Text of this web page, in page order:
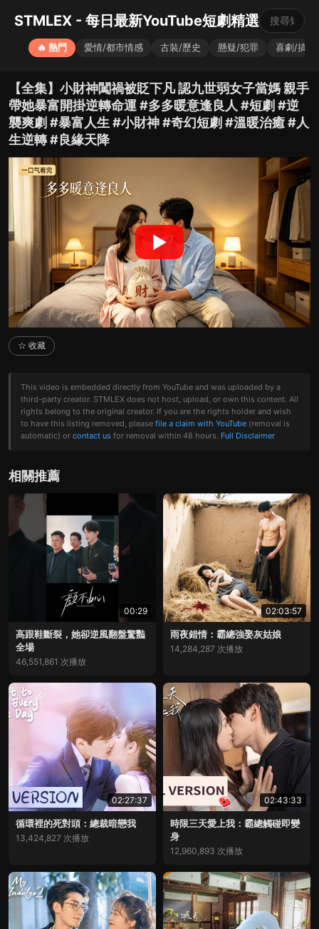
STMLEX - 每日最新YouTube短劇精選
🔥 熱門 愛情/都市情感 古裝/歷史 懸疑/犯罪 喜劇/搞笑
【全集】小財神闖禍被貶下凡 認九世弱女子當媽 親手
帶她暴富開掛逆轉命運 #多多暖意逢良人 #短劇 #逆
襲爽劇 #暴富人生 #小財神 #奇幻短劇 #溫暖治癒 #人
生逆轉 #良緣天降
▶
☆ 收藏
This video is embedded directly from YouTube and was uploaded by a
third-party creator. STMLEX does not host, upload, or own this content. All
rights belong to the original creator. If you are the rights holder and wish
to have this listing removed, please file a claim with YouTube (removal is
automatic) or contact us for removal within 48 hours. Full Disclaimer
相關推薦
00:29
高跟鞋斷裂，她卻逆風翻盤驚豔
全場
46,551,861 次播放
02:03:57
雨夜錯情：霸總強娶灰姑娘
14,284,287 次播放
02:27:37
循環裡的死對頭：總裁暗戀我
13,424,827 次播放
02:43:33
時限三天愛上我：霸總觸碰即變
身
12,960,893 次播放